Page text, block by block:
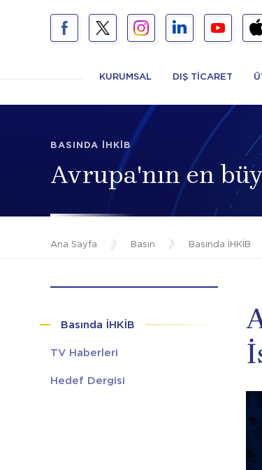
KURUMSAL DIŞ TİCARET
BASINDA İHKİB
Avrupa'nın en
Ana Sayfa / Basın / Basında İHKİB
Basında İHKİB
TV Haberleri
Hedef Dergisi